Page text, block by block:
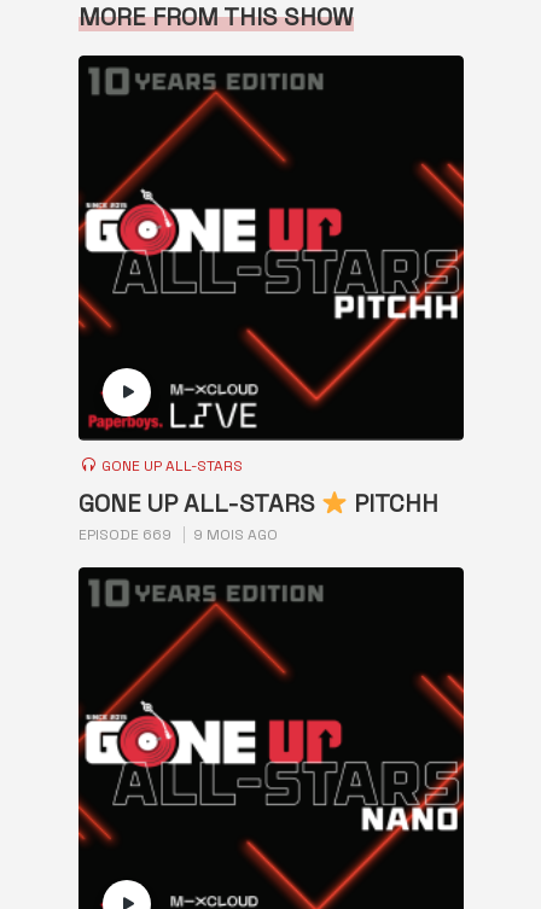
MORE FROM THIS SHOW
GONE UP ALL-STARS
GONE UP ALL-STARS PITCHH
EPISODE 669 9 MOIS AGO